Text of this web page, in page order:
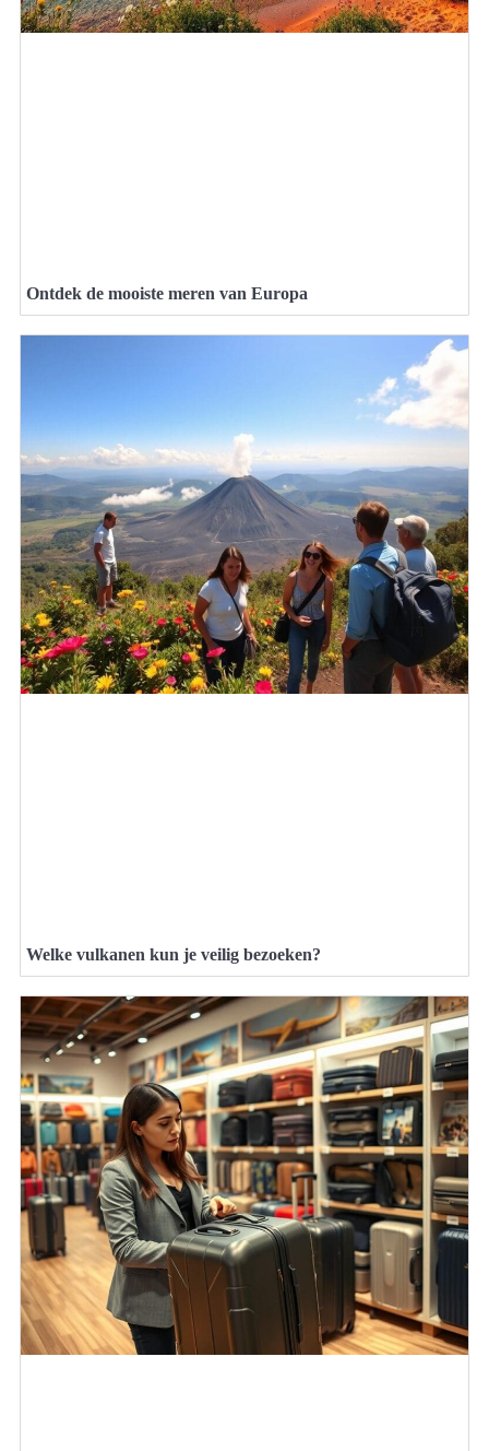
Ontdek de mooiste meren van Europa
Welke vulkanen kun je veilig bezoeken?